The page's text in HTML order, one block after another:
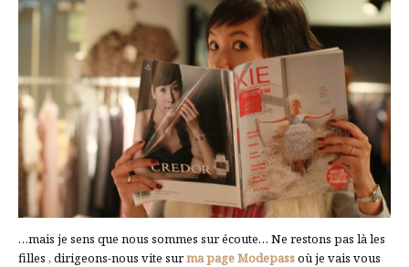
…mais je sens que nous sommes sur écoute… Ne restons pas là les
filles , dirigeons-nous vite surma page Modepassoù je vais vous